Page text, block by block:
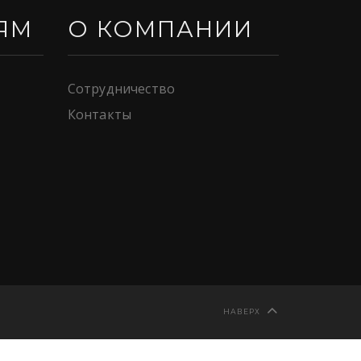
О КОМПАНИИ
Сотрудничество
Контакты
НАВЕРХ